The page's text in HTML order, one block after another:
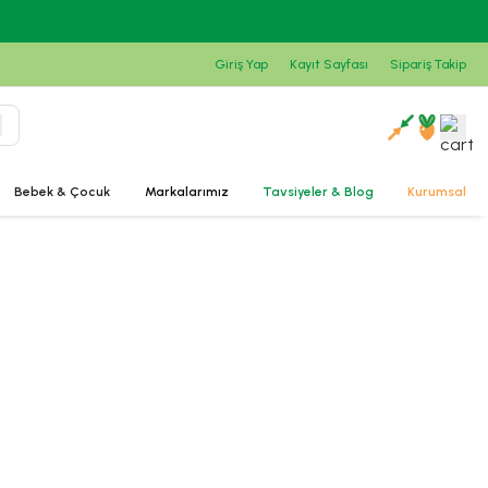
Giriş Yap Kayıt Sayfası Sipariş Takip
Bebek & Çocuk Markalarımız Tavsiyeler & Blog Kurumsal